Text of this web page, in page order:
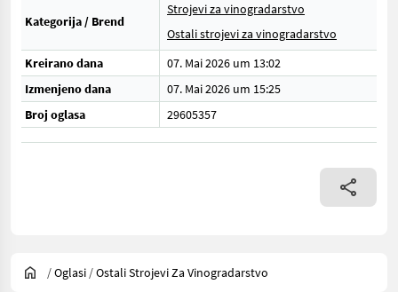
Kategorija / Brend
Strojevi za vinogradarstvo
Ostali strojevi za vinogradarstvo
Kreirano dana
07. Mai 2026 um 13:02
Izmenjeno dana
07. Mai 2026 um 15:25
Broj oglasa
29605357
/Oglasi /Ostali Strojevi Za Vinogradarstvo